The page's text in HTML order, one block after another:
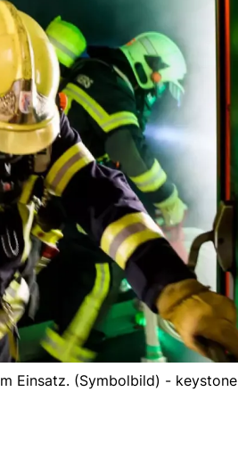
Einsatz. (Symbolbild) - keystone